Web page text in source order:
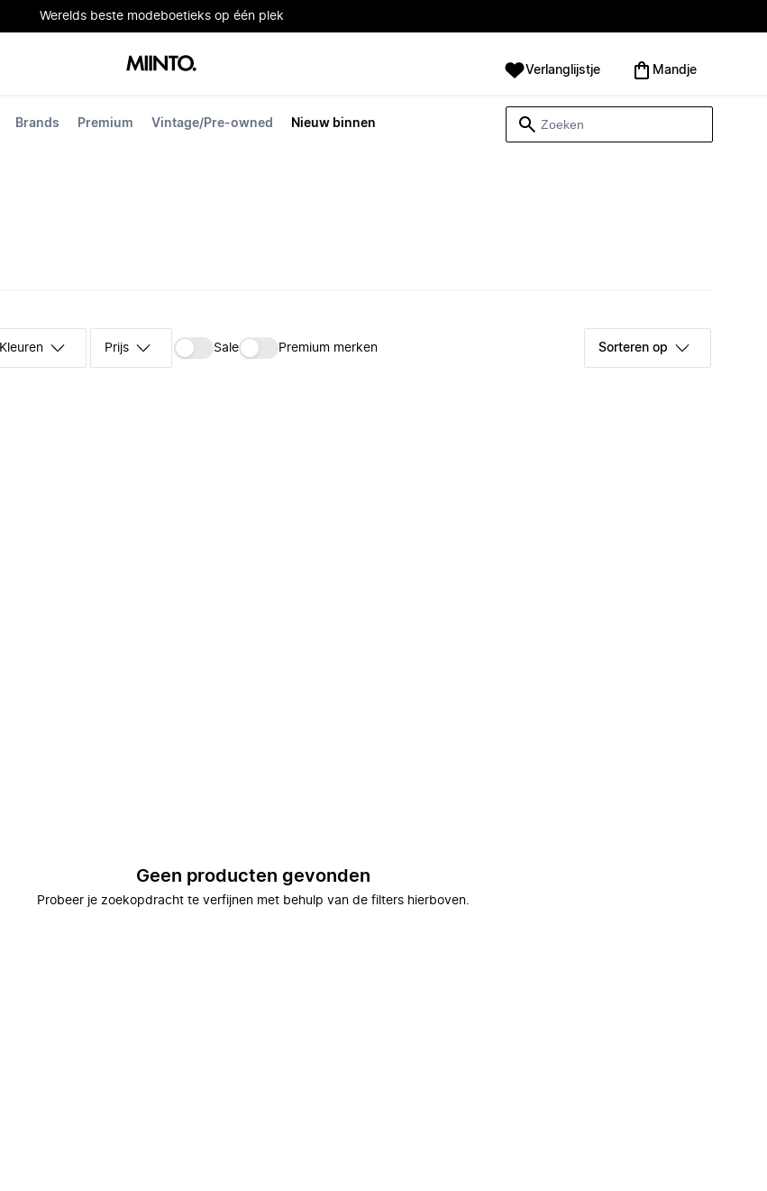
Werelds beste modeboetieks op één plek
Brands Premium Vintage/Pre-owned Nieuw binnen
Verlanglijstje Mandje
Kleuren Prijs Sale Premium merken Sorteren op
Geen producten gevonden
Probeer je zoekopdracht te verfijnen met behulp van de filters hierboven.